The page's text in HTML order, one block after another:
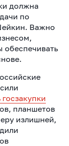
должна
по
Важно
обеспечивать
госзакупки
планшетов
излишней,